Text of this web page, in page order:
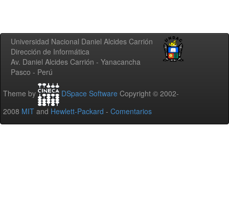
Universidad Nacional Daniel Alcides Carrión
Dirección de Informática
Av. Daniel Alcides Carrión - Yanacancha
Pasco - Perú
Theme by DSpace Software Copyright © 2002-
2008 MIT and Hewlett-Packard - Comentarios